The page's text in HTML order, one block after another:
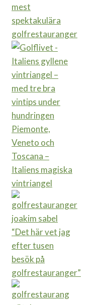
mest
spektakulära
golfrestauranger
Piemonte,
Veneto och
Toscana –
Italiens magiska
vintriangel
“Det här vet jag
efter tusen
besök på
golfrestauranger”